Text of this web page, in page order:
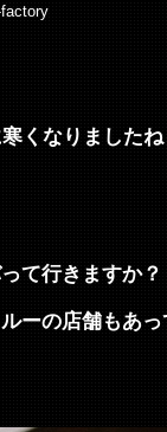
くなりましたね
て行きますか？
ーの店舗もあっ